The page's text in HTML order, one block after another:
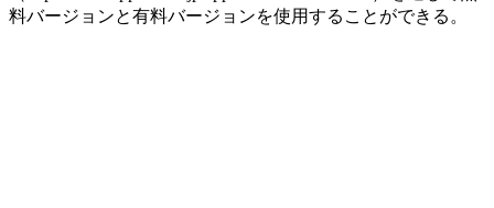
料バージョンと有料バージョンを使用することができる。